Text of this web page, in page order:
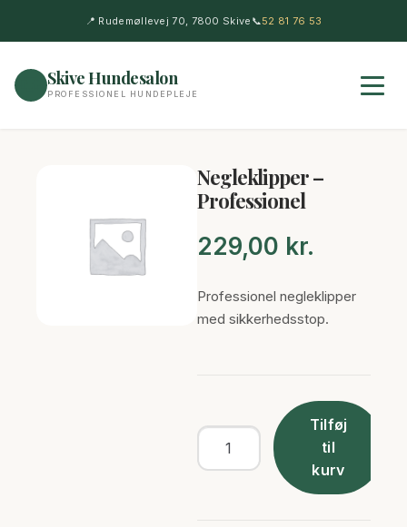
📍 Rudemøllevej 70, 7800 Skive 📞52 81 76 53
Skive Hundesalon
PROFESSIONEL HUNDEPLEJE
Negleklipper –
Professionel
229,00 kr.
Professionel negleklipper
med sikkerhedsstop.
Negleklipper
-
Tilføj
til
kurv